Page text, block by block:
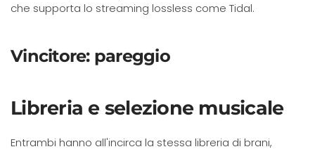
che supporta lo streaming lossless come Tidal.
Vincitore: pareggio
Libreria e selezione musicale
Entrambi hanno all'incirca la stessa libreria di brani,